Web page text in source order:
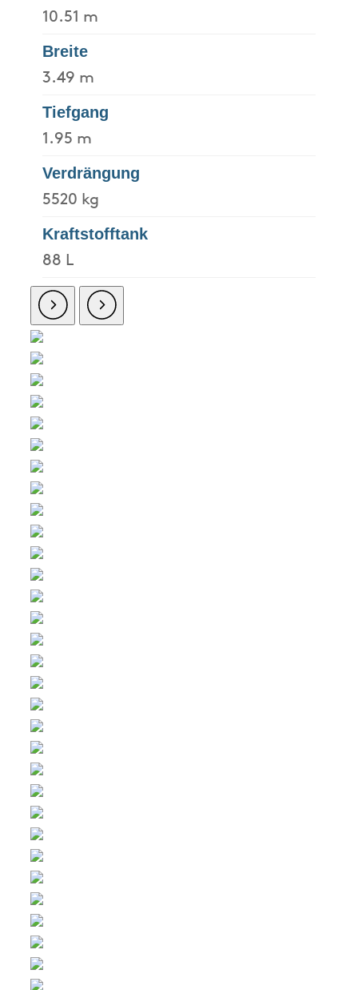
10.51 m
Breite
3.49 m
Tiefgang
1.95 m
Verdrängung
5520 kg
Kraftstofftank
88 L